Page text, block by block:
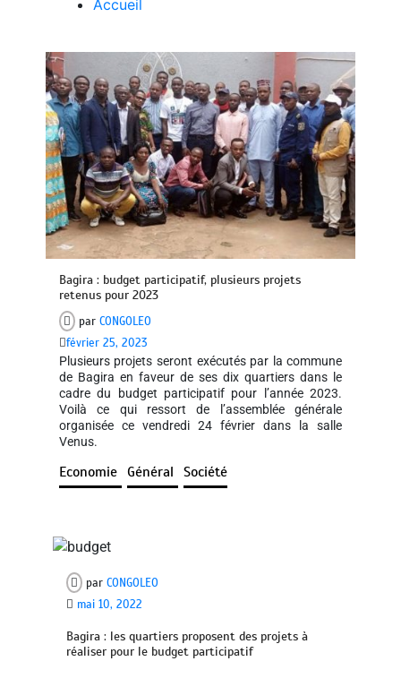
Accueil
Bagira : budget participatif, plusieurs projets
retenus pour 2023
par CONGOLEO
février 25, 2023
Plusieurs projets seront exécutés par la commune
de Bagira en faveur de ses dix quartiers dans le
cadre du budget participatif pour l’année 2023.
Voilà ce qui ressort de l’assemblée générale
organisée ce vendredi 24 février dans la salle
Venus.
Economie Général Société
par CONGOLEO
mai 10, 2022
Bagira : les quartiers proposent des projets à
réaliser pour le budget participatif